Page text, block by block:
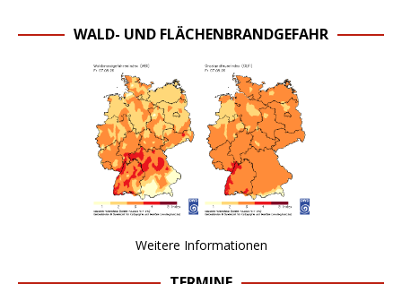
WALD- UND FLÄCHENBRANDGEFAHR
Weitere Informationen